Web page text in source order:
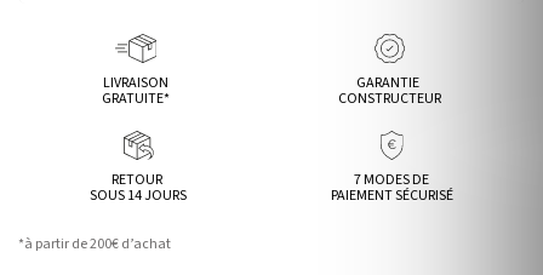
LIVRAISON
GRATUITE*
GARANTIE
CONSTRUCTEUR
RETOUR
SOUS 14 JOURS
7 MODES DE
PAIEMENT SÉCURISÉ
*à partir de 200€ d’achat